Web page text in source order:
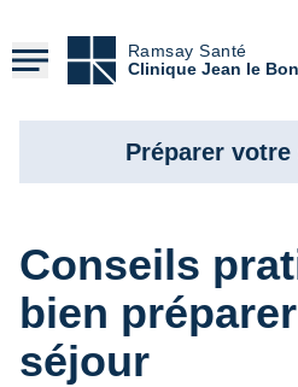
contenu
principal
Ramsay Santé
Clinique Jean le Bon
Conseils
bien
séjour
Préparer